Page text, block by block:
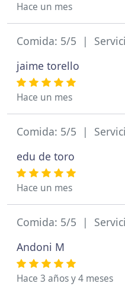
Hace un mes
Comida: 5/5 |
jaime torello
Hace un mes
Comida: 5/5 |
edu de toro
Hace un mes
Comida: 5/5 |
Andoni M
Hace 3 años y 4 meses